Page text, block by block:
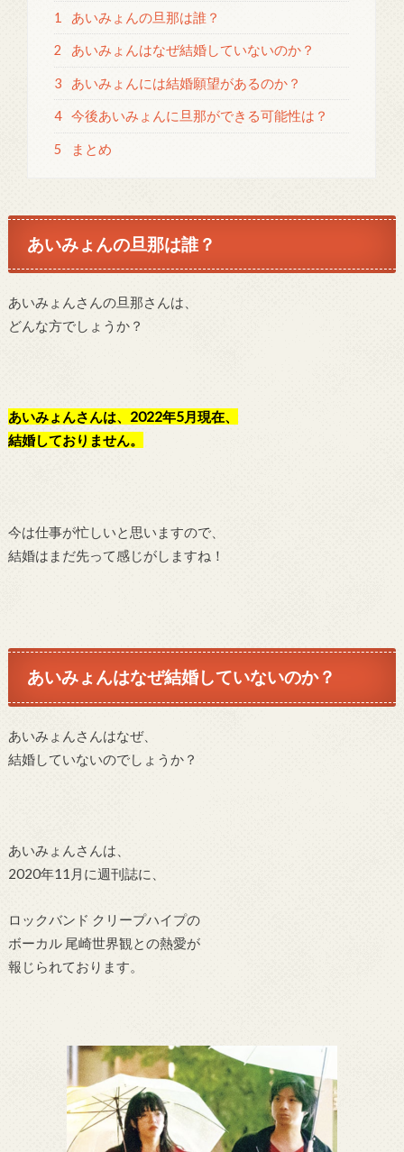
1 あいみょんの旦那は誰？
2 あいみょんはなぜ結婚していないのか？
3 あいみょんには結婚願望があるのか？
4 今後あいみょんに旦那ができる可能性は？
5 まとめ
あいみょんの旦那は誰？
あいみょんさんの旦那さんは、
どんな方でしょうか？
あいみょんさんは、2022年5月現在、
結婚しておりません。
今は仕事が忙しいと思いますので、
結婚はまだ先って感じがしますね！
あいみょんはなぜ結婚していないのか？
あいみょんさんはなぜ、
結婚していないのでしょうか？
あいみょんさんは、
2020年11月に週刊誌に、
ロックバンド クリープハイプの
ボーカル 尾崎世界観との熱愛が
報じられております。